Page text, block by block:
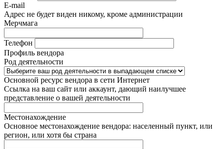
E-mail
Адрес не будет виден никому, кроме администрации
Мерчмага
Телефон
Профиль вендора
Род деятельности
Основной ресурс вендора в сети Интернет
Ссылка на ваш сайт или аккаунт, дающий наилучшее
представление о вашей деятельности
Местонахождение
Основное местонахождение вендора: населенный пункт, или
регион, или хотя бы страна